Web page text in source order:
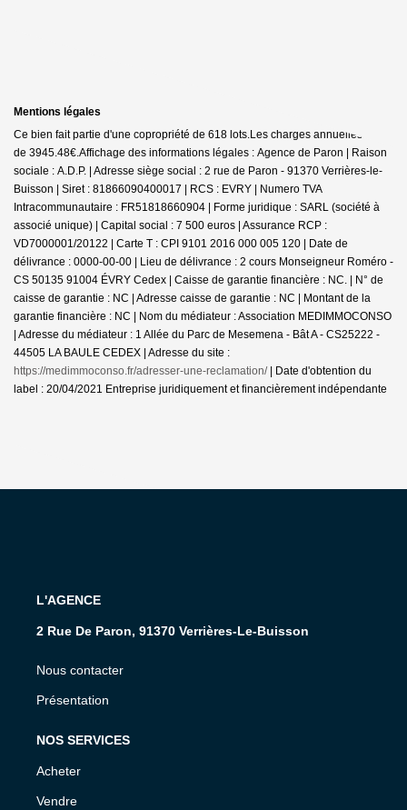
Mentions légales
Ce bien fait partie d'une copropriété de 618 lots.Les charges annuelles sont
de 3945.48€.Affichage des informations légales : Agence de Paron | Raison
sociale : A.D.P. | Adresse siège social : 2 rue de Paron - 91370 Verrières-le-
Buisson | Siret : 81866090400017 | RCS : EVRY | Numero TVA
Intracommunautaire : FR51818660904 | Forme juridique : SARL (société à
associé unique) | Capital social : 7 500 euros | Assurance RCP :
VD7000001/20122 | Carte T : CPI 9101 2016 000 005 120 | Date de
délivrance : 0000-00-00 | Lieu de délivrance : 2 cours Monseigneur Roméro -
CS 50135 91004 ÉVRY Cedex | Caisse de garantie financière : NC. | N° de
caisse de garantie : NC | Adresse caisse de garantie : NC | Montant de la
garantie financière : NC | Nom du médiateur : Association MEDIMMOCONSO
| Adresse du médiateur : 1 Allée du Parc de Mesemena - Bât A - CS25222 -
44505 LA BAULE CEDEX | Adresse du site :
https://medimmoconso.fr/adresser-une-reclamation/| Date d'obtention du
label : 20/04/2021 Entreprise juridiquement et financièrement indépendante
L'AGENCE
2 Rue De Paron, 91370 Verrières-Le-Buisson
Nous contacter
Présentation
NOS SERVICES
Acheter
Vendre